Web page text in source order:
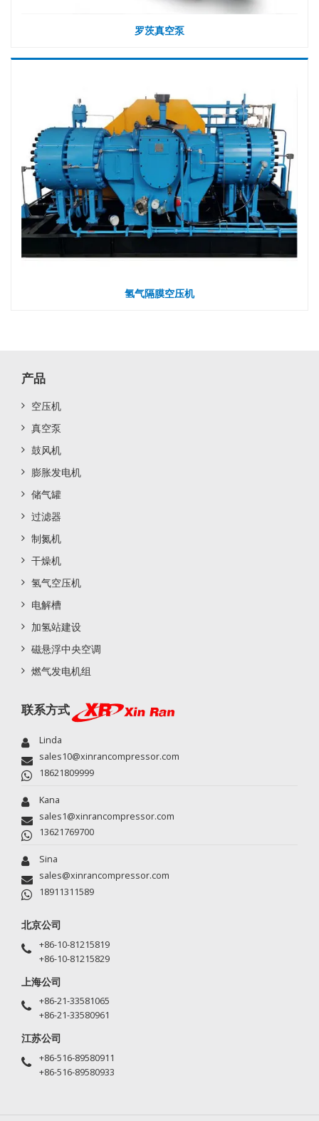
罗茨真空泵
氢气隔膜空压机
产品
空压机
真空泵
鼓风机
膨胀发电机
储气罐
过滤器
制氮机
干燥机
氢气空压机
电解槽
加氢站建设
磁悬浮中央空调
燃气发电机组
联系方式
Linda
sales10@xinrancompressor.com
18621809999
Kana
sales1@xinrancompressor.com
13621769700
Sina
sales@xinrancompressor.com
18911311589
北京公司
+86-10-81215819
+86-10-81215829
上海公司
+86-21-33581065
+86-21-33580961
江苏公司
+86-516-89580911
+86-516-89580933